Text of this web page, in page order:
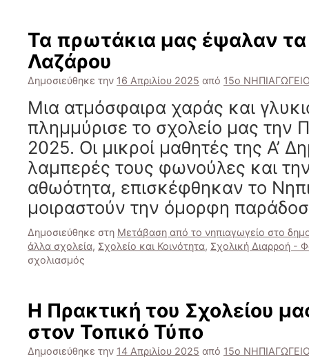
εννοιολογικό
χάρτη
Τα πρωτάκια μας έψαλαν
Λαζάρου
Δημοσιεύθηκε την 16 Απριλίου 2025 από 15ο
Μια ατμόσφαιρα χαράς και
πλημμύρισε το σχολείο μας την
2025. Οι μικροί μαθητές της Α’
λαμπερές τους φωνούλες και
αθωότητα, επισκέφθηκαν το
μοιραστούν την όμορφη
Δημοσιεύθηκε στη Μετάβαση από το νηπιαγωγείο στο
άλλα σχολεία, Σχολείο και Κοινότητα, Σχολική Διαρροή -
σχολιασμός
έψαλαν
τα
Κάλαντα
του
Η Πρακτική του Σχολείου
στον Τοπικό Τύπο
Δημοσιεύθηκε την 14 Απριλίου 2025 από 15ο